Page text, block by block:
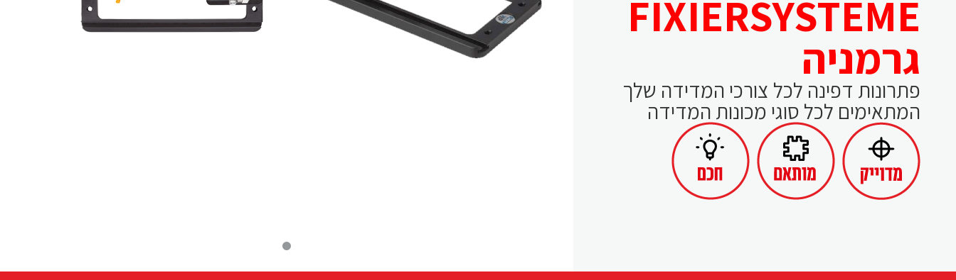
FIXIERSYSTEME
גרמניה
פתרונות דפינה לכל צורכי המדידה שלך
המתאימים לכל סוגי מכונות המדידה